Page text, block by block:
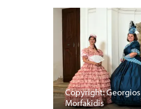
Copyright: Georgios
Morfakidis